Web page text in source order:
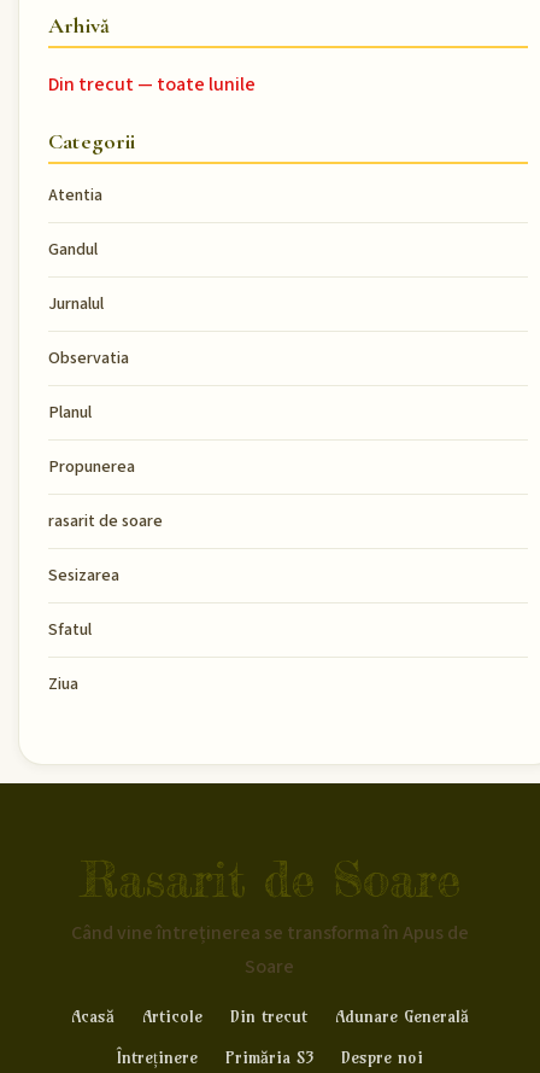
Arhivă
Din trecut — toate lunile
Categorii
Atentia
Gandul
Jurnalul
Observatia
Planul
Propunerea
rasarit de soare
Sesizarea
Sfatul
Ziua
Rasarit de Soare
Când vine întreținerea se transforma în Apus de
Soare
Acasă Articole Din trecut
Adunare Generală
Întreținere
Primăria S3 Despre noi